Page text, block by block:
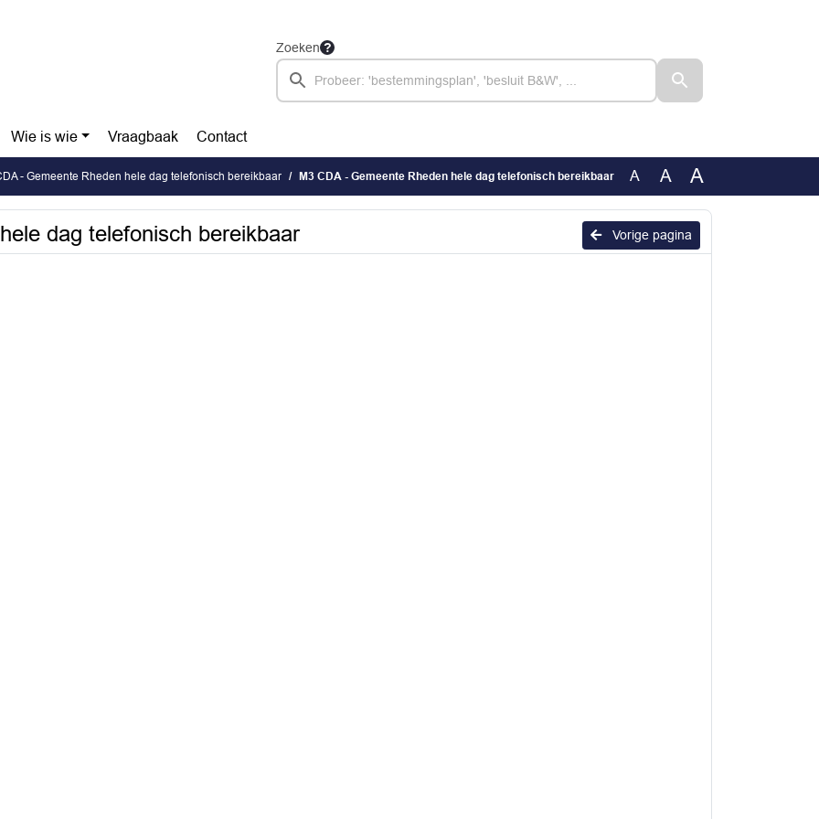
Zoeken
Wie is wie Vraagbaak Contact
- Gemeente Rheden hele dag telefonisch bereikbaar M3 CDA - Gemeente Rheden hele dag telefonisch bereikbaar A A A
Vorige pagina
dag telefonisch bereikbaar